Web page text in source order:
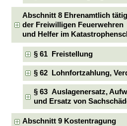
Abschnitt 8 Ehrenamtlich
der Freiwilligen Feuerwehren
und Helfer im
§ 61 Freistellung
§ 62 Lohnfortzahlung,
§ 63 Auslagenersatz,
und Ersatz von
Abschnitt 9 Kostentragung